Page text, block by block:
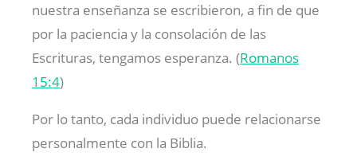
nuestra enseñanza se escribieron, a fin de que
por la paciencia y la consolación de las
Escrituras, tengamos esperanza. (Romanos
15:4)
Por lo tanto, cada individuo puede relacionarse
personalmente con la Biblia.